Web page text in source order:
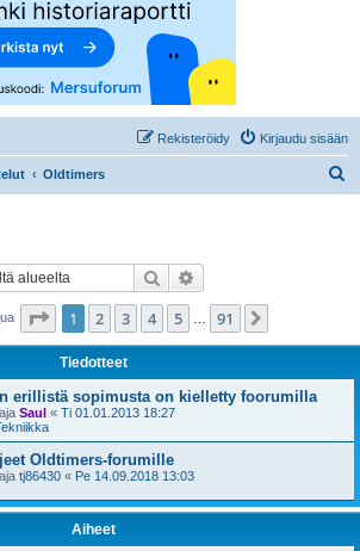
Kirjaudu sisään
Rekisteröidy
Oldtimers
Etsi
Sivu /91
1 2 3 4 5 91
Tiedotteet
erillistä sopimusta on kielletty foorumilla
Saul « Ti 01.01.2013 18:27
Oldtimers-forumille
tj86430 « Pe 14.09.2018 13:03
Aiheet